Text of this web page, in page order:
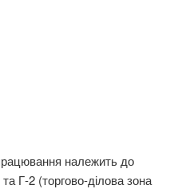
належить до
Г-2 (торгово-ділова зона